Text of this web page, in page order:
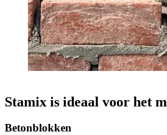
Stamix is ideaal voor het
Betonblokken